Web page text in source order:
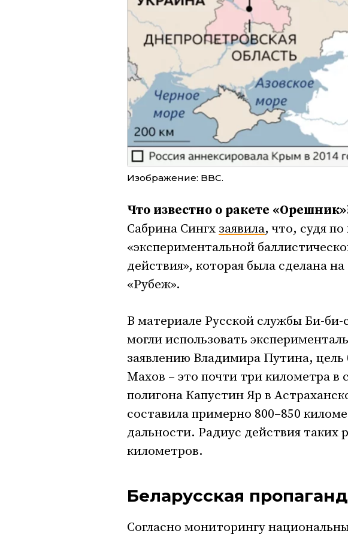
Изображение: BBC.
Что известно о ракете
Сабрина Сингх заявила, что, судя
«экспериментальной
действия», которая была сделана
«Рубеж».
В материале Русской службы Би-
могли использовать
заявлению Владимира Путина, цель
Махов – это почти три километра в
полигона Капустин Яр в
составила примерно 800–850
дальности. Радиус действия таких
километров.
Беларусская
Согласно мониторингу